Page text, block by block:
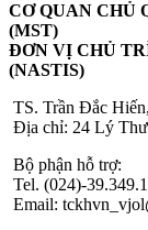
CƠ QUAN CHỦ
(MST)
ĐƠN VỊ CHỦ
(NASTIS)
TS. Trần Đắc
Địa chỉ: 24 Lý
Bộ phận hỗ trợ:
Tel. (024)-
Email: